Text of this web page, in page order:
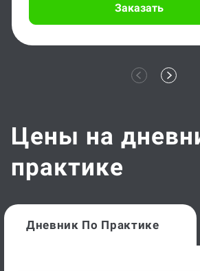
Заказать
Цены на
практике
Дневник По Практике